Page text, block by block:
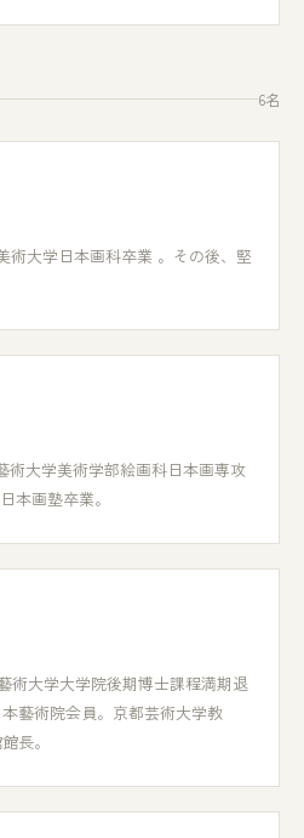
6名
術大学日本画科卒業 。その後、堅
術大学美術学部絵画科日本画専攻
本画塾卒業。
術大学大学院後期博士課程満期退
藝術院会員。京都芸術大学教
長。